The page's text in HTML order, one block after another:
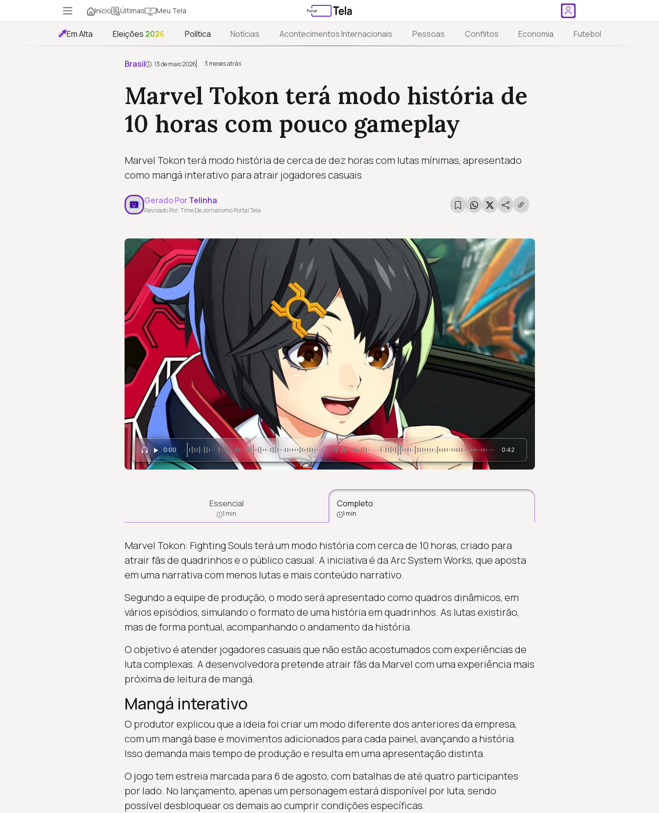
Início Últimas Meu Tela
Em Alta Eleições 2026 Política Notícias Acontecimentos Internacionais Pessoas Conflitos Economia Futebol
Brasil 13 de maio 2026 3 meses atrás
Marvel Tokon terá modo história de
10 horas com pouco gameplay
Marvel Tokon terá modo história de cerca de dez horas com lutas mínimas, apresentado
como mangá interativo para atrair jogadores casuais
Gerado PorTelinha
Revisado Por: Time De Jornalismo Portal Tela
0:00 0:42
Essencial
1 min
Completo
1 min
Marvel Tokon: Fighting Souls terá um modo história com cerca de 10 horas, criado para
atrair fãs de quadrinhos e o público casual. A iniciativa é da Arc System Works, que aposta
em uma narrativa com menos lutas e mais conteúdo narrativo.
Segundo a equipe de produção, o modo será apresentado como quadros dinâmicos, em
vários episódios, simulando o formato de uma história em quadrinhos. As lutas existirão,
mas de forma pontual, acompanhando o andamento da história.
O objetivo é atender jogadores casuais que não estão acostumados com experiências de
luta complexas. A desenvolvedora pretende atrair fãs da Marvel com uma experiência mais
próxima de leitura de mangá.
Mangá interativo
O produtor explicou que a ideia foi criar um modo diferente dos anteriores da empresa,
com um mangá base e movimentos adicionados para cada painel, avançando a história.
Isso demanda mais tempo de produção e resulta em uma apresentação distinta.
O jogo tem estreia marcada para 6 de agosto, com batalhas de até quatro participantes
por lado. No lançamento, apenas um personagem estará disponível por luta, sendo
possível desbloquear os demais ao cumprir condições específicas.